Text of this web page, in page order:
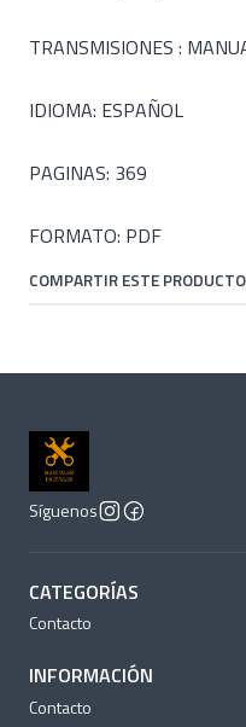
TRANSMISIONES :
IDIOMA: ESPAÑOL
PAGINAS: 369
FORMATO: PDF
COMPARTIR ESTE PRODUCTO
Síguenos
CATEGORÍAS
Contacto
INFORMACIÓN
Contacto